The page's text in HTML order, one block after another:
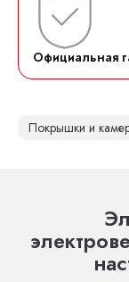
Официальная
Покрышки и